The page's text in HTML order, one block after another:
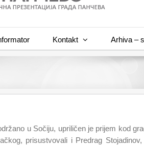
Kontakt Arhiva –
u Sočiju, upriličen je prijem kod
prisustvovali i Predrag